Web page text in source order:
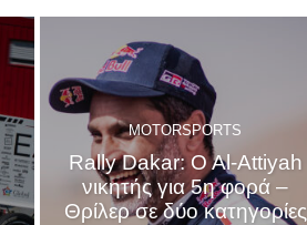
MOTORSPORTS
Rally Dakar: O Al-Attiyah
νικητής για 5η φορά –
Θρίλερ σε δύο κατηγορίες